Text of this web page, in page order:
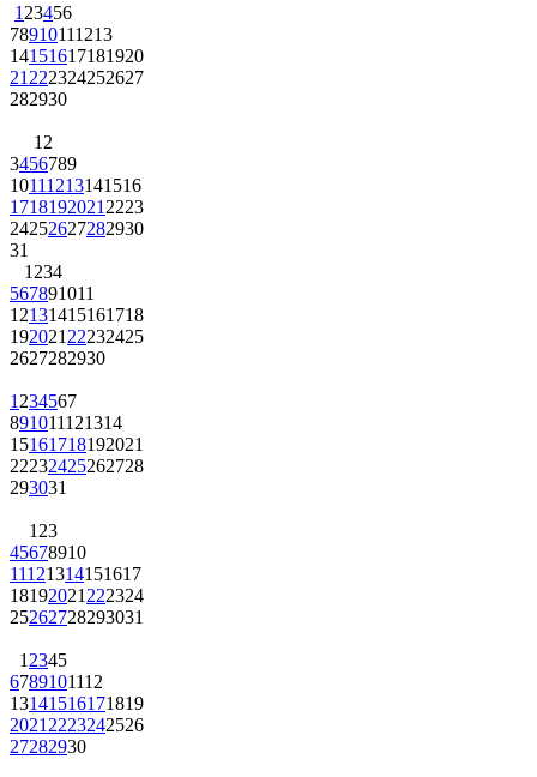
1 23456
78910111213
14151617181920
21 222324252627
282930
1 2
3456789
10111213141516
1718192021 2223
24252627282930
31
1 234
567891011
12131415161718
192021 22232425
2627282930
1 234567
891011121314
15161718192021
22232425262728
293031
1 23
45678910
11121314151617
18192021 222324
25262728293031
1 2345
6789101112
13141516171819
2021 2223242526
27282930